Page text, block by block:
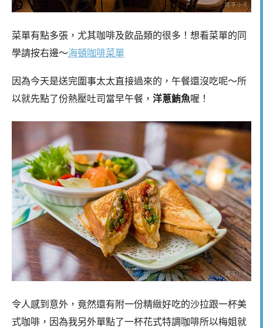
菜單有點多張，尤其咖啡及飲品類的很多！想看菜單的同
學請按右邊～海頓咖啡菜單
因為今天是送完圍事太太直接過來的，午餐還沒吃呢～所
以就先點了份熱壓吐司當早午餐， 洋蔥鮪魚喔！
令人感到意外，竟然還有附一份精緻好吃的沙拉跟一杯美
式咖啡，因為我另外單點了一杯花式特調咖啡所以梅姐就